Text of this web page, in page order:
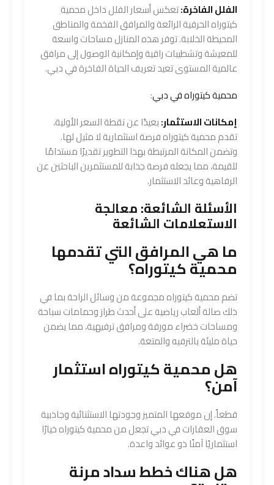
الفلل الفاخرة:تعكس أسعار الفلل داخل محمية
كيتوراه الحرفية الرائعة والمرافق الفخمة والمناطق
المحيطة الخلابة. توفر هذه المنازل مساحات واسعة
للمعيشة وتشطيبات راقية وإمكانية الوصول إلى مرافق
عالمية المستوى تعيد تعريف الحياة الفاخرة في دبي.
محمية كيتوراه في دبي:
إمكانات الاستثمار:بعيدًا عن نقطة السعر الأولية،
تقدم محمية كيتوراه فرصة استثمارية لا مثيل لها.
وتضمن المكانة المرتبطة بهذا التطوير تقديرًا مستدامًا
للقيمة، مما يجعله فرصة جذابة للمستثمرين الباحثين عن
الرفاهية وعائد الاستثمار.
الأسئلة الشائعة: معالجة
الاستعلامات الشائعة
ما هي المرافق التي تقدمها
محمية كيتوراه؟
تضم محمية كيتوراه مجموعة من وسائل الراحة بما في
ذلك صالة ألعاب رياضية على أحدث طراز وحمامات سباحة
ومساحات خضراء مورقة ومرافق ترفيهية، مما يضمن
حياة مليئة بالترفيه والمتعة.
هل محمية كيتوراه استثمار
آمن؟
قطعاً. إن موقعها المتميز وجودتها الاستثنائية وجاذبية
سوق العقارات في دبي تجعل من محمية كيتوراه خيارًا
استثماريًا آمنًا ذو عوائد واعدة.
هل هناك خطط سداد مرنة